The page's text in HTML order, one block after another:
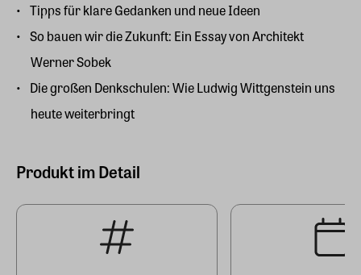
Tipps für klare Gedanken und neue Ideen
So bauen wir die Zukunft: Ein Essay von Architekt
Werner Sobek
Die großen Denkschulen: Wie Ludwig Wittgenstein uns
heute weiterbringt
Produkt im Detail